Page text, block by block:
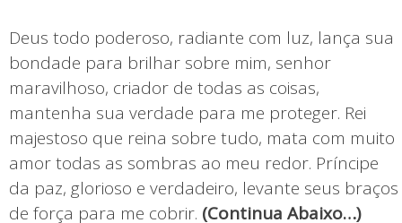
Deus todo poderoso, radiante com luz, lança sua
bondade para brilhar sobre mim, senhor
maravilhoso, criador de todas as coisas,
mantenha sua verdade para me proteger. Rei
majestoso que reina sobre tudo, mata com muito
amor todas as sombras ao meu redor. Príncipe
da paz, glorioso e verdadeiro, levante seus braços
de força para me cobrir. (Continua Abaixo…)